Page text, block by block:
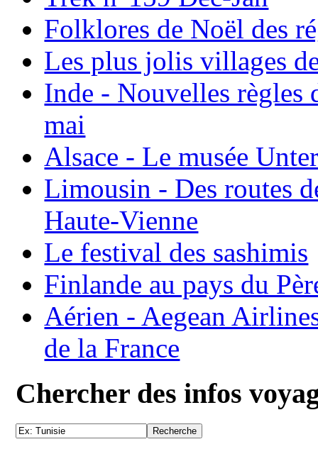
Folklores de Noël des
Les plus jolis villages
Inde - Nouvelles règles
mai
Alsace - Le musée
Limousin - Des routes
Haute-Vienne
Le festival des sashimis
Finlande au pays du
Aérien - Aegean
de la France
Chercher des infos